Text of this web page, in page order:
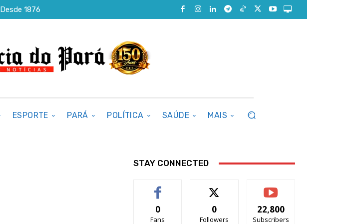
Desde 1876
ESPORTE PARÁ POLÍTICA SAÚDE MAIS
STAY CONNECTED
0
Fans
0
Followers
22,800
Subscribers